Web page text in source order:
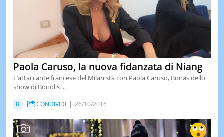
Paola Caruso, la nuova fidanzata di Niang
L’attaccante francese del Milan sta con Paola Caruso, Bonas dello
show di Bonolis ...
8 CONDIVIDI 26/10/2016